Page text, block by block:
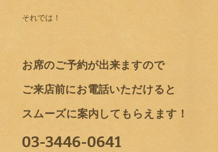
それでは！
お席のご予約が出来ますので
ご来店前にお電話いただけると
スムーズに案内してもらえます！
03-3446-0641